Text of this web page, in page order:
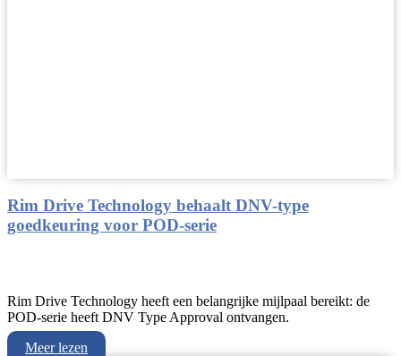
Rim Drive Technology behaalt DNV-type
goedkeuring voor POD-serie
Rim Drive Technology heeft een belangrijke mijlpaal bereikt: de
POD-serie heeft DNV Type Approval ontvangen.
Meer lezen